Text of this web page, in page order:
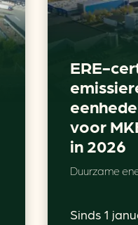
ERE-
voor
in 2026
Duurzame
Sinds 1